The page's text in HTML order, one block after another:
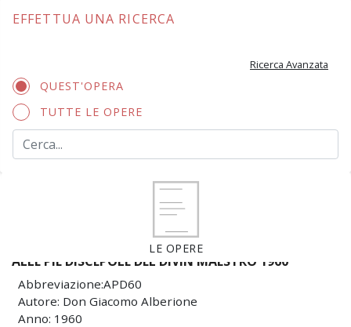
EFFETTUA UNA RICERCA
Ricerca Avanzata
QUEST'OPERA
TUTTE LE OPERE
LE OPERE
ALLE PIE DISCEPOLE DEL DIVIN MAESTRO 1960
Abbreviazione:APD60
Autore: Don Giacomo Alberione
Anno: 1960